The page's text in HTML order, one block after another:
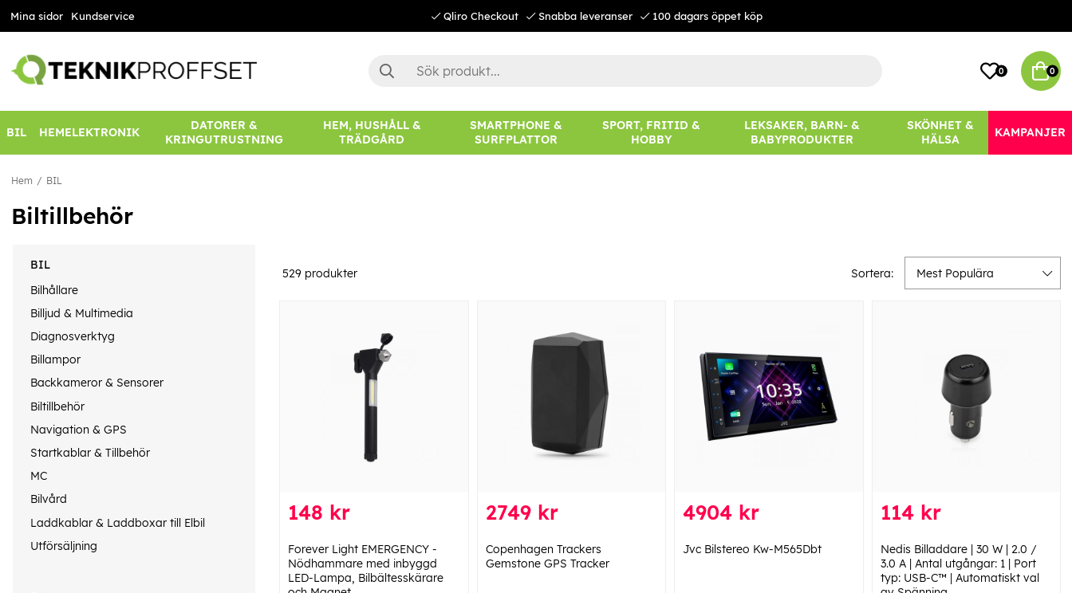
Mina sidor Kundservice Qliro Checkout Snabba leveranser 100 dagars öppet köp
0 0
BIL HEMELEKTRONIK
DATORER &
KRINGUTRUSTNING
HEM, HUSHÅLL &
TRÄDGÅRD
SMARTPHONE &
SURFPLATTOR
SPORT, FRITID &
HOBBY
LEKSAKER, BARN- &
BABYPRODUKTER
SKÖNHET &
HÄLSA
KAMPANJER
Hem BIL
Biltillbehör
BIL
Bilhållare
Billjud & Multimedia
Diagnosverktyg
Billampor
Backkameror & Sensorer
Biltillbehör
Navigation & GPS
Startkablar & Tillbehör
MC
Bilvård
Laddkablar & Laddboxar till Elbil
Utförsäljning
529 produkter Sortera: Mest Populära
148 kr
Forever Light EMERGENCY -
Nödhammare med inbyggd
LED-Lampa, Bilbältesskärare
2749 kr
Copenhagen Trackers
Gemstone GPS Tracker
4904 kr
Jvc Bilstereo Kw-M565Dbt
114 kr
Nedis Billaddare | 30 W | 2.0 /
3.0 A | Antal utgångar: 1 | Port
typ: USB-C™ | Automatiskt val